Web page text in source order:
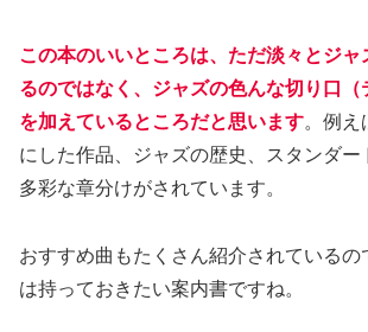
この本のいいところは、ただ淡々とジャ
るのではなく、ジャズの色んな切り口（
を加えているところだと思います。例え
にした作品、ジャズの歴史、スタンダー
多彩な章分けがされています。
おすすめ曲もたくさん紹介されているの
は持っておきたい案内書ですね。